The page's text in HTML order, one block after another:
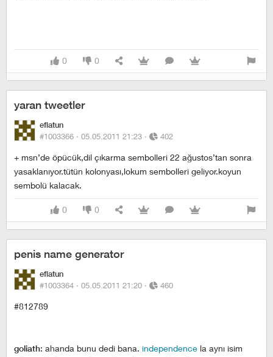
0 0
yaran tweetler
eflatun
#1003366 · 05.05.2011 21:23 · 402
+ msn’de öpücük,dil çıkarma sembolleri 22 ağustos’tan sonra
yasaklanıyor.tütün kolonyası,lokum sembolleri geliyor.koyun
sembolü kalacak.
0 0
penis name generator
eflatun
#1003364 · 05.05.2011 21:20 · 460
#812789
goliath: ahanda bunu dedi bana. independence la aynı isim